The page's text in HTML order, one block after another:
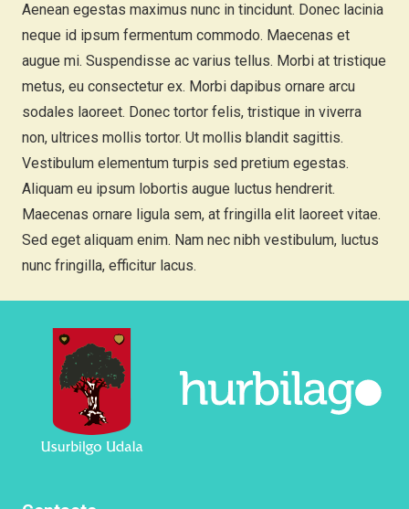
Aenean egestas maximus nunc in tincidunt. Donec lacinia
neque id ipsum fermentum commodo. Maecenas et
augue mi. Suspendisse ac varius tellus. Morbi at tristique
metus, eu consectetur ex. Morbi dapibus ornare arcu
sodales laoreet. Donec tortor felis, tristique in viverra
non, ultrices mollis tortor. Ut mollis blandit sagittis.
Vestibulum elementum turpis sed pretium egestas.
Aliquam eu ipsum lobortis augue luctus hendrerit.
Maecenas ornare ligula sem, at fringilla elit laoreet vitae.
Sed eget aliquam enim. Nam nec nibh vestibulum, luctus
nunc fringilla, efficitur lacus.